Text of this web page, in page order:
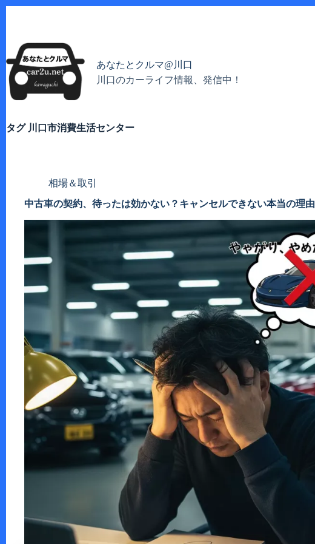
ツ
へ
ス
キ
プ
あなたとクルマ@川口
川口のカーライフ情報、発信中！
タグ川口市消費生活センター
相場＆取引
中古車の契約、待ったは効かない？キャンセルできない本当の理由